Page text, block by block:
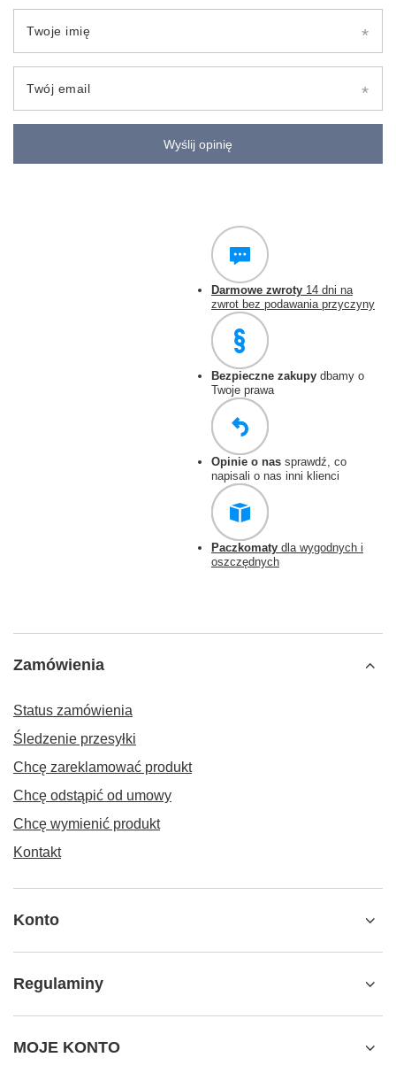
Twoje imię
Twój email
Wyślij opinię
Darmowe zwroty 14 dni na
zwrot bez podawania przyczyny
Bezpieczne zakupy dbamy o
Twoje prawa
Opinie o nas sprawdź, co
napisali o nas inni klienci
Paczkomaty dla wygodnych i
oszczędnych
Zamówienia
Status zamówienia
Śledzenie przesyłki
Chcę zareklamować produkt
Chcę odstąpić od umowy
Chcę wymienić produkt
Kontakt
Konto
Regulaminy
MOJE KONTO